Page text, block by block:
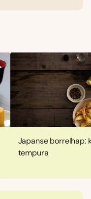
Japanse borrelhap:
tempura